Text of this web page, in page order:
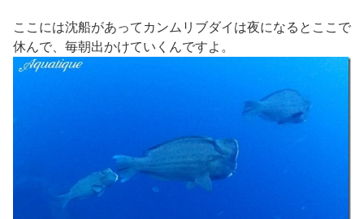
ここには沈船があってカンムリブダイは夜になるとここで
休んで、毎朝出かけていくんですよ。